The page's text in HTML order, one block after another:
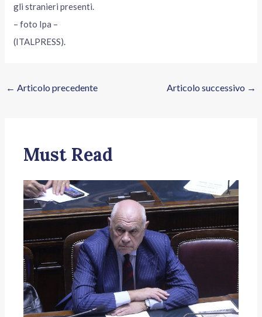
gli stranieri presenti.
– foto Ipa –
(ITALPRESS).
← Articolo precedente Articolo successivo →
Must Read